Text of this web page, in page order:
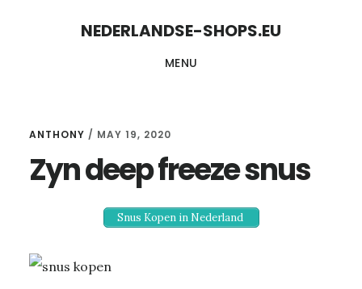
NEDERLANDSE-SHOPS.EU
MENU
ANTHONY / MAY 19, 2020
Zyn deep freeze snus
Snus Kopen in Nederland